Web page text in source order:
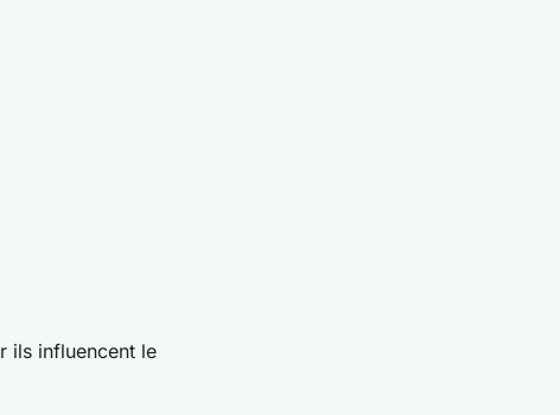
ils influencent le